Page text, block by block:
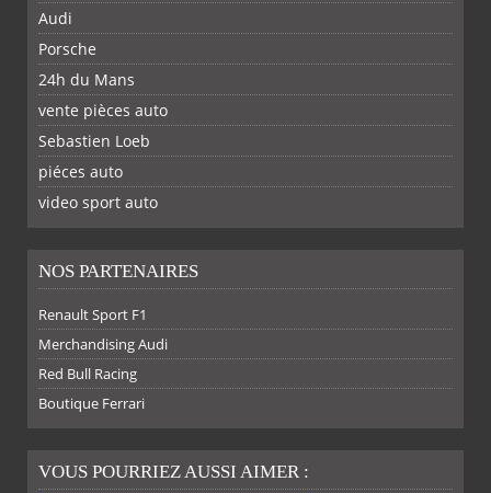
SUR SUR SUR SUR
FACEBOOKTWITTER
Audi
Porsche
24h du Mans
vente pièces auto
Sebastien Loeb
piéces auto
video sport auto
NOS PARTENAIRES
Renault Sport F1
Merchandising Audi
Red Bull Racing
Boutique Ferrari
VOUS POURRIEZ AUSSI AIMER :